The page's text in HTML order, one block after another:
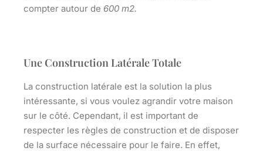
compter autour de 600 m2.
Une Construction Latérale Totale
La construction latérale est la solution la plus
intéressante, si vous voulez agrandir votre maison
sur le côté. Cependant, il est important de
respecter les règles de construction et de disposer
de la surface nécessaire pour le faire. En effet,